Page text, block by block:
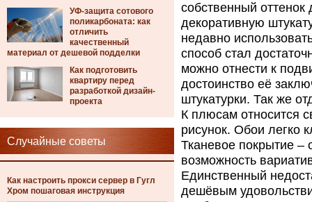
УФ-защита сотового
поликарбоната: как
отличить
качественный
материал от дешевой подделки
Как подготовить
квартиру перед
разработкой дизайн-
проекта
Случайные советы
Как настроить прокси сервер в Гугл
Хром пошаговая инструкция
собственный
декоративную
недавно
способ стал
можно отнести к
достоинство её
штукатурки. Так же
К плюсам относится
рисунок. Обои легко
Тканевое покрытие –
возможность
Единственный
дешёвым